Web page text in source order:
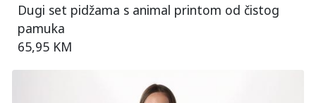
Dugi set pidžama s animal printom od čistog
pamuka
65,95 KM